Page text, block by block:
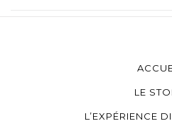
LE
L’EXPÉRIENCE